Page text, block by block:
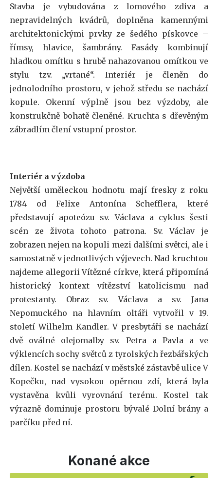
Stavba je vybudována z lomového zdiva a
nepravidelných kvádrů, doplněna kamennými
architektonickými prvky ze šedého pískovce –
římsy, hlavice, šambrány. Fasády kombinují
hladkou omítku s hrubě nahazovanou omítkou ve
stylu tzv. „vrtané“. Interiér je členěn do
jednolodního prostoru, v jehož středu se nachází
kopule. Okenní výplně jsou bez výzdoby, ale
konstrukčně bohatě členěné. Kruchta s dřevěným
zábradlím člení vstupní prostor.
Interiér a výzdoba
Největší uměleckou hodnotu mají fresky z roku
1784 od Felixe Antonína Schefflera, které
představují apoteózu sv. Václava a cyklus šesti
scén ze života tohoto patrona. Sv. Václav je
zobrazen nejen na kopuli mezi dalšími světci, ale i
samostatně v jednotlivých výjevech. Nad kruchtou
najdeme allegorii Vítězné církve, která připomíná
historický kontext vítězství katolicismu nad
protestanty. Obraz sv. Václava a sv. Jana
Nepomuckého na hlavním oltáři vytvořil v 19.
století Wilhelm Kandler. V presbytáři se nachází
dvě oválné olejomalby sv. Petra a Pavla a ve
výklencích sochy světců z tyrolských řezbářských
dílen. Kostel se nachází v městské zástavbě ulice V
Kopečku, nad vysokou opěrnou zdí, která byla
vystavěna kvůli vyrovnání terénu. Kostel tak
výrazně dominuje prostoru bývalé Dolní brány a
parčíku před ní.
Konané akce